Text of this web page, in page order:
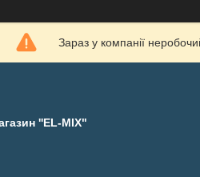
Зараз у компанії
''EL-MIX"